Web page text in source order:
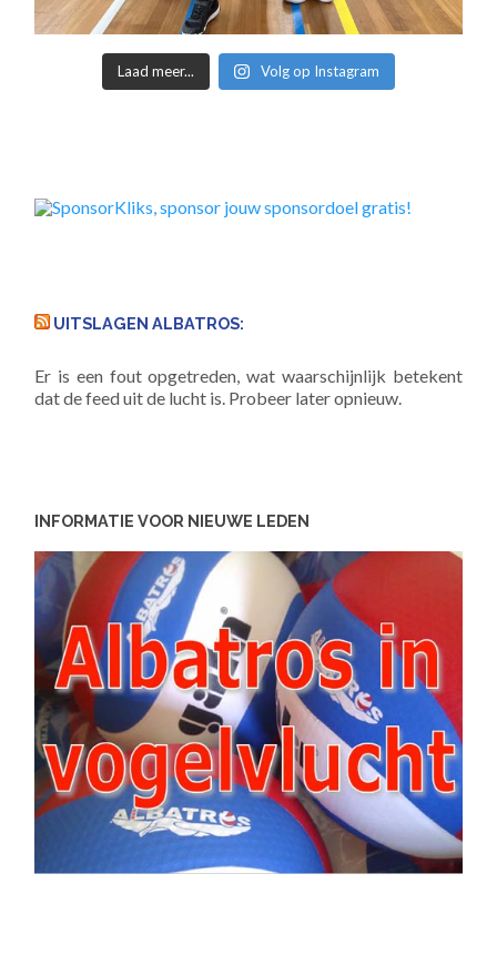
Laad meer... Volg op Instagram
UITSLAGEN ALBATROS:
Er is een fout opgetreden, wat waarschijnlijk betekent
dat de feed uit de lucht is. Probeer later opnieuw.
INFORMATIE VOOR NIEUWE LEDEN